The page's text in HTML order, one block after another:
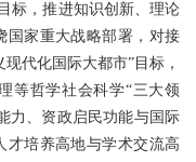
标，推进知识创新、理论
国家重大战略部署，对接
代化国际大都市”目标，
等哲学社会科学“三大领
力、资政启民功能与国际
才培养高地与学术交流高